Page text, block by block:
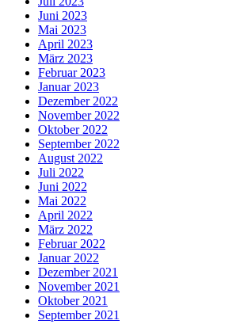
Juni 2023
Mai 2023
April 2023
März 2023
Februar 2023
Januar 2023
Dezember 2022
November 2022
Oktober 2022
September 2022
August 2022
Juli 2022
Juni 2022
Mai 2022
April 2022
März 2022
Februar 2022
Januar 2022
Dezember 2021
November 2021
Oktober 2021
September 2021